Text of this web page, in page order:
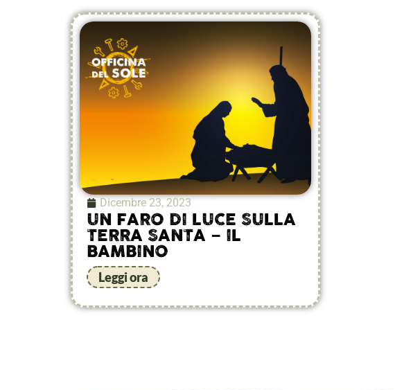
Dicembre 23, 2023
UN FARO DI LUCE SULLA
TERRA SANTA – IL
BAMBINO
Leggi ora